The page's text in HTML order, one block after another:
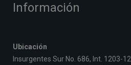
Información
Ubicación
Insurgentes Sur No. 686, Int. 1203-